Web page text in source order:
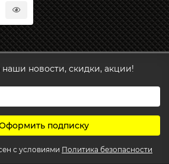
новости, скидки, акции!
подписку
с условиями Политика безопасности